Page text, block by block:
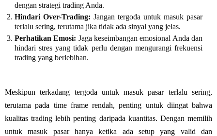
dengan strategi trading Anda.
Hindari Over-Trading: Jangan tergoda untuk masuk pasar
terlalu sering, terutama jika tidak ada sinyal yang jelas.
Perhatikan Emosi: Jaga keseimbangan emosional Anda dan
hindari stres yang tidak perlu dengan mengurangi frekuensi
trading yang berlebihan.
Meskipun terkadang tergoda untuk masuk pasar terlalu sering,
terutama pada time frame rendah, penting untuk diingat bahwa
kualitas trading lebih penting daripada kuantitas. Dengan memilih
untuk masuk pasar hanya ketika ada setup yang valid dan